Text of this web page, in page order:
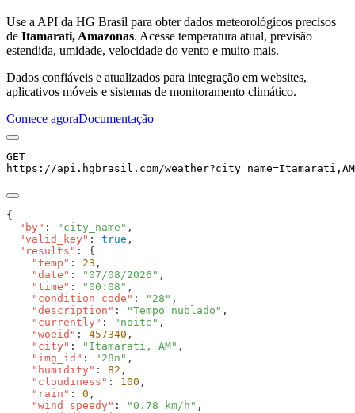
Use a API da HG Brasil para obter dados meteorológicos precisos
de Itamarati, Amazonas. Acesse temperatura atual, previsão
estendida, umidade, velocidade do vento e muito mais.
Dados confiáveis e atualizados para integração em websites,
aplicativos móveis e sistemas de monitoramento climático.
Comece agoraDocumentação
GET
https://api.hgbrasil.com/weather?city_name=Itamarati,AM
  "by"
: "city_name"
  "valid_key"
: true
  "results"
    "temp"
: 23
    "date"
: "07/08/2026"
    "time"
: "00:08"
    "condition_code"
: "28"
    "description"
: "Tempo nublado"
    "currently"
: "noite"
    "woeid"
: 457340
    "city"
: "Itamarati, AM"
    "img_id"
: "28n"
    "humidity"
: 82
    "cloudiness"
: 100
    "rain"
: 0
    "wind_speedy"
: "0.78 km/h"